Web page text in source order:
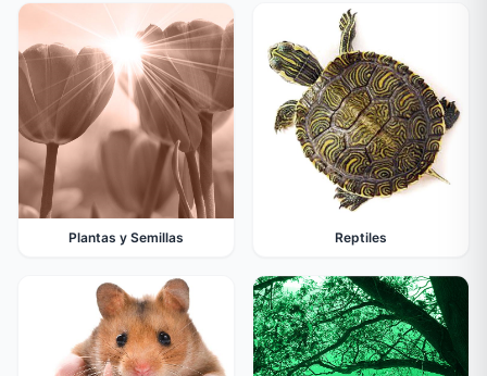
Plantas y Semillas Reptiles